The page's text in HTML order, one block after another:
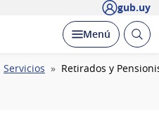
gub.uy
Desplegar
Menú Abrir
Servicios Retirados y